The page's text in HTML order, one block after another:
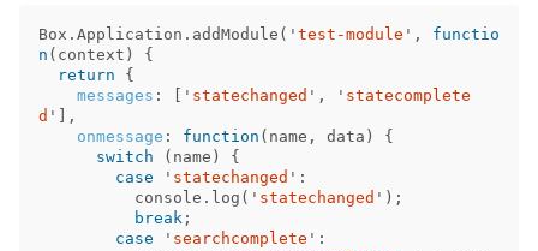
Box . Application . addModule ( ' test-module ' ,
functio
n ( context )
{
return
{
messages : ' statechanged ' , ' statecomplete
d '
],
onmessage : function ( name , data )
{
switch
( name )
{
case
' statechanged ' :
console . log ( ' statechanged ' );
break ;
case
' searchcomplete ' :